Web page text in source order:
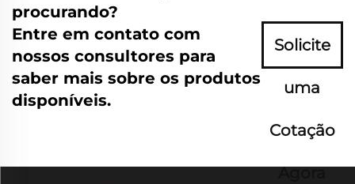
procurando?
Entre em contato com
nossos consultores para
saber mais sobre os produtos
disponíveis.
Solicite
uma
Cotação
Agora